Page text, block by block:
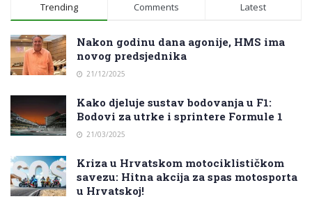
Trending Comments Latest
Nakon godinu dana agonije, HMS ima
novog predsjednika
21/12/2025
Kako djeluje sustav bodovanja u F1:
Bodovi za utrke i sprintere Formule 1
21/03/2025
Kriza u Hrvatskom motociklističkom
savezu: Hitna akcija za spas motosporta
u Hrvatskoj!